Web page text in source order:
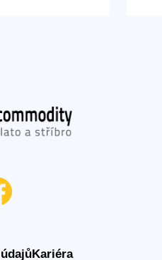
Kariéra